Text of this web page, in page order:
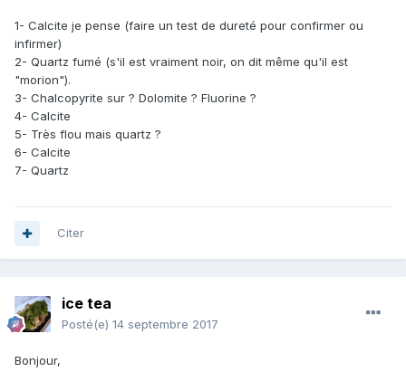
1- Calcite je pense (faire un test de dureté pour confirmer ou
infirmer)
2- Quartz fumé (s'il est vraiment noir, on dit même qu'il est
"morion").
3- Chalcopyrite sur ? Dolomite ? Fluorine ?
4- Calcite
5- Très flou mais quartz ?
6- Calcite
7- Quartz
Citer
ice tea
Posté(e) 14 septembre 2017
Bonjour,